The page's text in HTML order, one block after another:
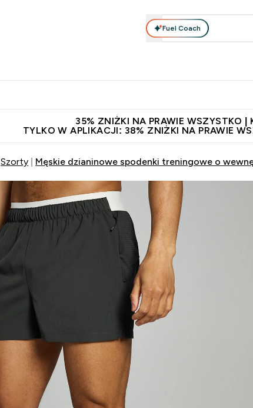
Fuel Coach
35% ZNIŻKI NA PRAWIE WSZYSTKO |
TYLKO W APLIKACJI: 38% ZNIŻKI NA PRAWIE
Szorty Męskie dzianinowe spodenki treningowe o